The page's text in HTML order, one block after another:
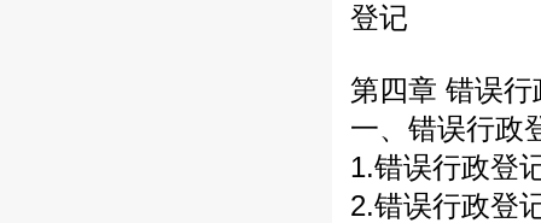
登记
第四章 错误
一、错误行政
1.错误行政登
2.错误行政登